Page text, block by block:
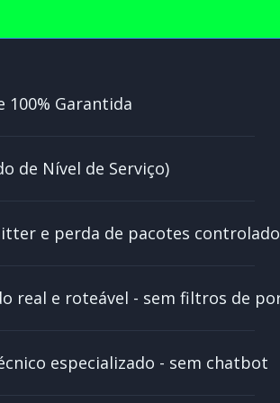
100% Garantida
de Nível de Serviço)
e perda de pacotes
real e roteável - sem filtros de
especializado - sem chatbot